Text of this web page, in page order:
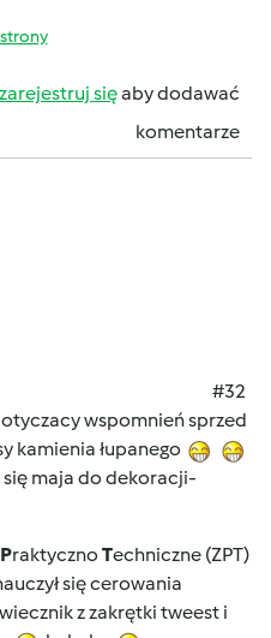
zarejestruj sięaby dodawać
komentarze
#32
wspomnień sprzed
kamienia łupanego
się maja do dekoracji-
Praktyczno Techniczne (ZPT)
się cerowania
z zakrętki tweest i